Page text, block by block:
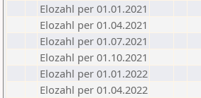
Elozahl per 01.01.2021
Elozahl per 01.04.2021
Elozahl per 01.07.2021
Elozahl per 01.10.2021
Elozahl per 01.01.2022
Elozahl per 01.04.2022